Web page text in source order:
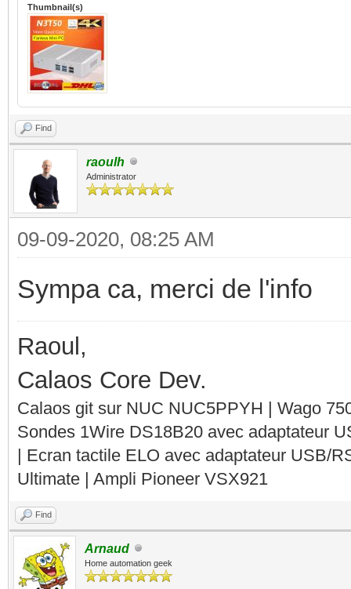
Thumbnail(s)
Find
raoulh
Administrator
09-09-2020, 08:25 AM
Sympa ca, merci de l'info
Raoul,
Calaos Core Dev.
Calaos git sur NUC NUC5PPYH | Wago
Sondes 1Wire DS18B20 avec adaptateur
| Ecran tactile ELO avec adaptateur USB/
Ultimate | Ampli Pioneer VSX921
Find
Arnaud
Home automation geek